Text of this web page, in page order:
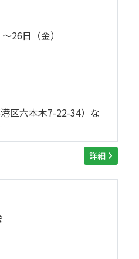
26日（金）
区六本木7-22-34）な
詳細